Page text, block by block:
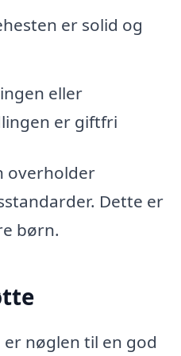
er solid og
eller
er giftfri
overholder
Dette er
børn.
nøglen til en god